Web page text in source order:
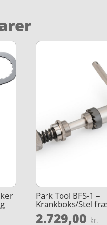
Park Tool BFS-1 –
Krankboks/Stel
2.729,00 kr.